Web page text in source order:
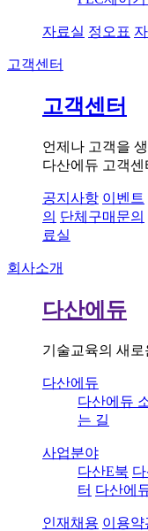
자료실 정오표
고객센터
고객센터
언제나 고객을
다산에듀 고객센
공지사항 이벤트
의 단체구매문의
료실
회사소개
다산에듀
기술교육의 새
다산에듀
다산에듀
는 길
사업분야
다산E북
터 다산에
인재채용 이용약